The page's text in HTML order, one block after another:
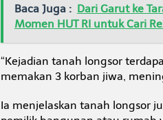
a
n
Baca Juga : Dari Garut ke
Momen HUT RI untuk Cari
“Kejadian tanah longsor
memakan 3 korban jiwa,
Ia menjelaskan tanah longsor